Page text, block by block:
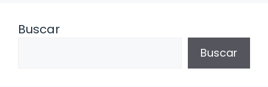
Buscar
Buscar